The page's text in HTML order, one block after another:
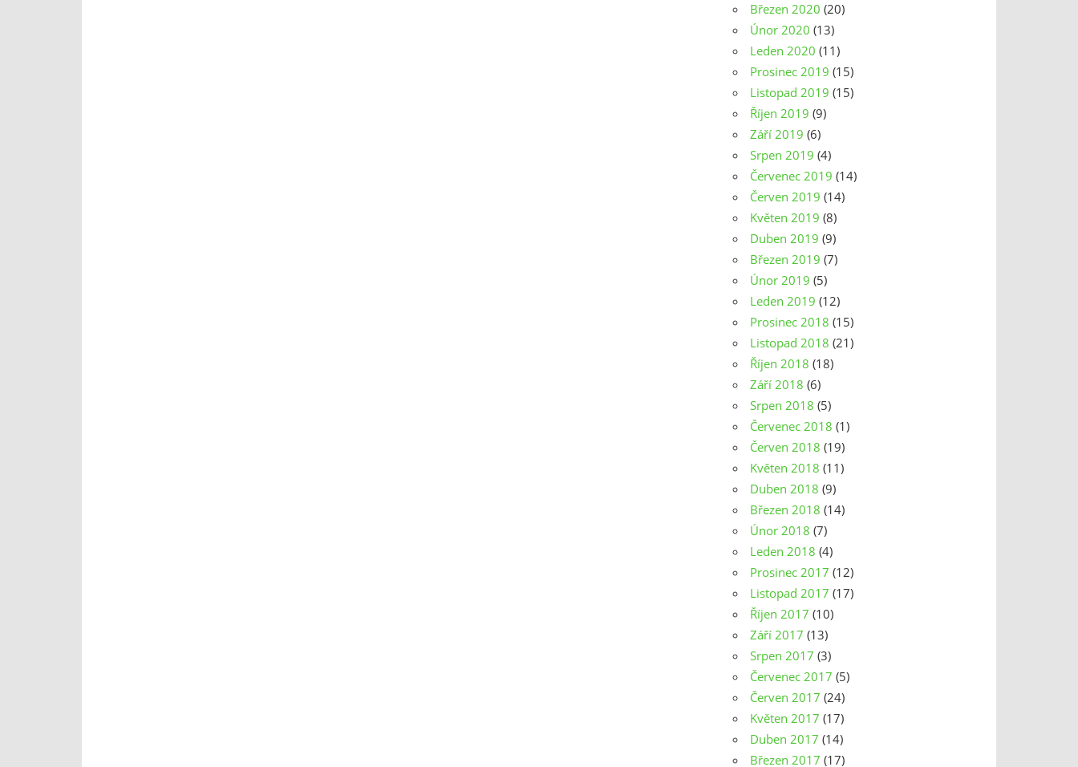
Březen 2020 (20)
Únor 2020 (13)
Leden 2020 (11)
Prosinec 2019 (15)
Listopad 2019 (15)
Říjen 2019 (9)
Září 2019 (6)
Srpen 2019 (4)
Červenec 2019 (14)
Červen 2019 (14)
Květen 2019 (8)
Duben 2019 (9)
Březen 2019 (7)
Únor 2019 (5)
Leden 2019 (12)
Prosinec 2018 (15)
Listopad 2018 (21)
Říjen 2018 (18)
Září 2018 (6)
Srpen 2018 (5)
Červenec 2018 (1)
Červen 2018 (19)
Květen 2018 (11)
Duben 2018 (9)
Březen 2018 (14)
Únor 2018 (7)
Leden 2018 (4)
Prosinec 2017 (12)
Listopad 2017 (17)
Říjen 2017 (10)
Září 2017 (13)
Srpen 2017 (3)
Červenec 2017 (5)
Červen 2017 (24)
Květen 2017 (17)
Duben 2017 (14)
Březen 2017 (17)